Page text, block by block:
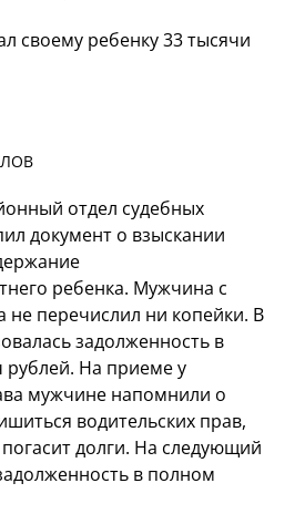
своему ребенку 33 тысячи
отдел судебных
документ о взыскании
ребенка. Мужчина с
не перечислил ни копейки. В
задолженность в
рублей. На приеме у
мужчине напомнили о
водительских прав,
долги. На следующий
в полном